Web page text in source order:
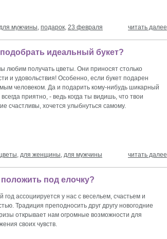
мужчины, подарок, 23 февраля читать далее
подобрать идеальный букет?
любим получать цветы. Они приносят столько
и удовольствия! Особенно, если букет подарен
человеком. Да и подарить кому-нибудь шикарный
всегда приятно, - ведь когда ты видишь, что твои
счастливы, хочется улыбнуться самому.
, для женщины, для мужчины читать далее
под елочку?
год ассоциируется у нас с весельем, счастьем и
Традиция преподносить друг другу новогодние
открывает нам огромные возможности для
своих чувств.